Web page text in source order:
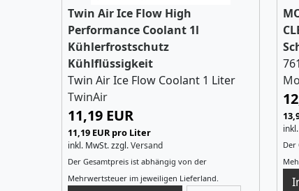
Twin Air Ice Flow High
Performance Coolant 1l
Kühlerfrostschutz
Kühlflüssigkeit
Twin Air Ice Flow Coolant 1 Liter
TwinAir
11,19 EUR
11,19 EUR pro Liter
inkl. MwSt.zzgl.Versand
Der Gesamtpreis ist abhängig von der
Mehrwertsteuer im jeweiligen Lieferland.
Der